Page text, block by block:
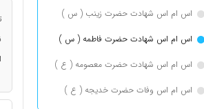
اس ام اس شهادت حضرت زینب ( س )
اس ام اس شهادت حضرت فاطمه ( س )
اس ام اس شهادت حضرت معصومه ( ع )
اس ام اس وفات حضرت خدیجه ( ع )